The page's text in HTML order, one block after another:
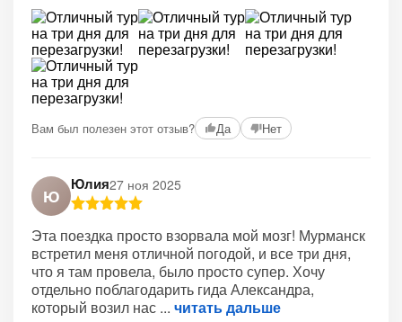
Вам был полезен этот отзыв? Да Нет
Ю
Юлия27 ноя 2025
Эта поездка просто взорвала мой мозг! Мурманск
встретил меня отличной погодой, и все три дня,
что я там провела, было просто супер. Хочу
отдельно поблагодарить гида Александра,
который возил нас
читать дальше